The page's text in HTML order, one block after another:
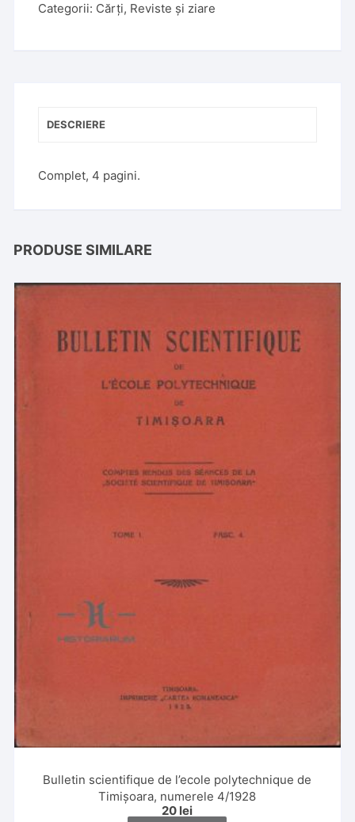
Categorii: Cărți, Reviste și ziare
DESCRIERE
Complet, 4 pagini.
PRODUSE SIMILARE
Bulletin scientifique de l’ecole polytechnique de
Timișoara, numerele 4/1928
20 lei